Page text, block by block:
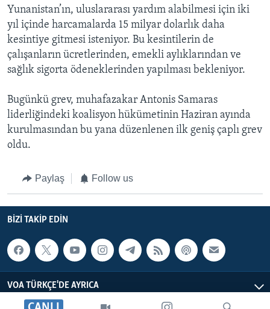
s
s
l
i
d
d
e
Yunanistan’ın, uluslararası yardım alabilmesi için iki
yıl içinde harcamalarda 15 milyar dolarlık daha
kesintiye gitmesi isteniyor. Bu kesintilerin de
çalışanların ücretlerinden, emekli aylıklarından ve
sağlık sigorta ödeneklerinden yapılması bekleniyor.
Bugünkü grev, muhafazakar Antonis Samaras
liderliğindeki koalisyon hükümetinin Haziran ayında
kurulmasından bu yana düzenlenen ilk geniş çaplı grev
oldu.
Paylaş Follow us
BIZI TAKIP EDIN
VOA TÜRKÇE'DE AYRICA